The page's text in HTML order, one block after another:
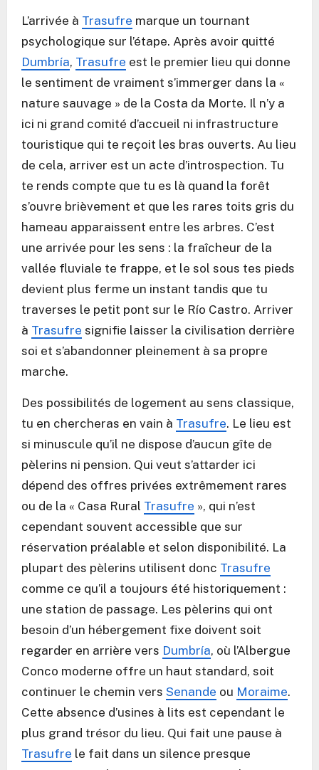
L’arrivée à Trasufre marque un tournant
psychologique sur l’étape. Après avoir quitté
Dumbría, Trasufre est le premier lieu qui donne
le sentiment de vraiment s’immerger dans la «
nature sauvage » de la Costa da Morte. Il n’y a
ici ni grand comité d’accueil ni infrastructure
touristique qui te reçoit les bras ouverts. Au lieu
de cela, arriver est un acte d’introspection. Tu
te rends compte que tu es là quand la forêt
s’ouvre brièvement et que les rares toits gris du
hameau apparaissent entre les arbres. C’est
une arrivée pour les sens : la fraîcheur de la
vallée fluviale te frappe, et le sol sous tes pieds
devient plus ferme un instant tandis que tu
traverses le petit pont sur le Río Castro. Arriver
à Trasufre signifie laisser la civilisation derrière
soi et s’abandonner pleinement à sa propre
marche.
Des possibilités de logement au sens classique,
tu en chercheras en vain à Trasufre. Le lieu est
si minuscule qu’il ne dispose d’aucun gîte de
pèlerins ni pension. Qui veut s’attarder ici
dépend des offres privées extrêmement rares
ou de la « Casa Rural Trasufre », qui n’est
cependant souvent accessible que sur
réservation préalable et selon disponibilité. La
plupart des pèlerins utilisent donc Trasufre
comme ce qu’il a toujours été historiquement :
une station de passage. Les pèlerins qui ont
besoin d’un hébergement fixe doivent soit
regarder en arrière vers Dumbría, où l’Albergue
Conco moderne offre un haut standard, soit
continuer le chemin vers Senande ou Moraime.
Cette absence d’usines à lits est cependant le
plus grand trésor du lieu. Qui fait une pause à
Trasufre le fait dans un silence presque